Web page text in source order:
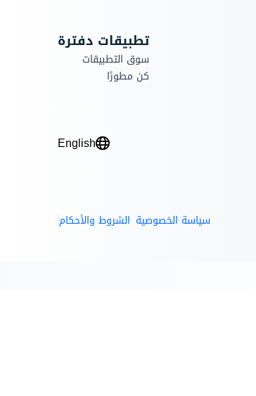
تطبيقات دفترة
سوق التطبيقات
كن مطورًا
English
سياسة الخصوصية الشروط والأحكام